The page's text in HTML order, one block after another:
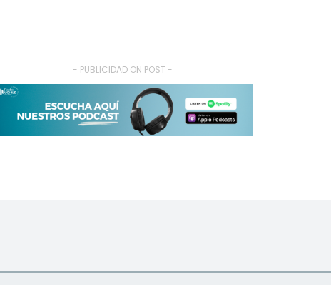
- PUBLICIDAD ON POST -